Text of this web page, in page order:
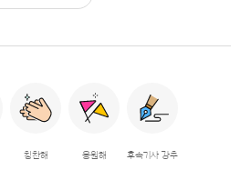
칭찬해 응원해 후속기사 강추